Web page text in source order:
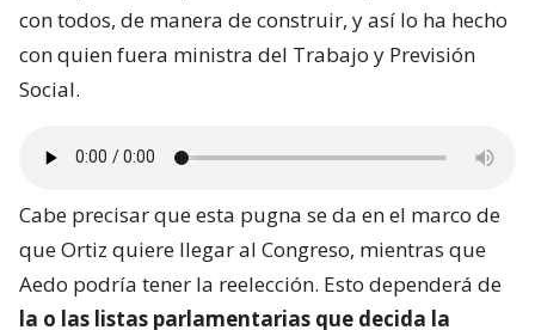
con todos, de manera de construir, y así lo ha hecho
con quien fuera ministra del Trabajo y Previsión
Social.
Cabe precisar que esta pugna se da en el marco de
que Ortiz quiere llegar al Congreso, mientras que
Aedo podría tener la reelección. Esto dependerá de
la o las listas parlamentarias que decida la